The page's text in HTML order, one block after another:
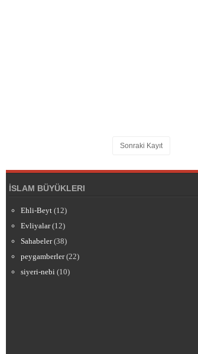
Sonraki Kayıt
İSLAM BÜYÜKLERI
Ehli-Beyt (12)
Evliyalar (12)
Sahabeler (38)
peygamberler (22)
siyeri-nebi (10)